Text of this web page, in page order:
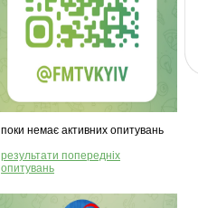
поки немає активних опитувань
результати попередніх
опитувань